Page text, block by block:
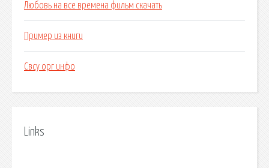
Любовь на все времена фильм скачать
Пример из книги
Свсу орг инфо
Links